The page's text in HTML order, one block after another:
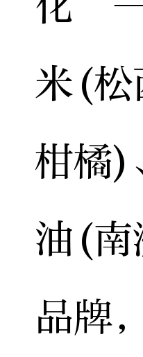
米(松
柑橘)
油(南
品牌